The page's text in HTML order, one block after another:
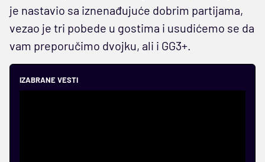
je nastavio sa iznenađujuće dobrim partijama,
vezao je tri pobede u gostima i usudićemo se da
vam preporučimo dvojku, ali i GG3+.
IZABRANE VESTI